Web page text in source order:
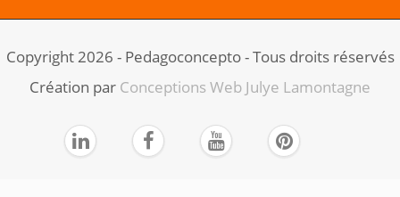
Copyright 2026 - Pedagoconcepto - Tous droits réservés
Création par ​ Conceptions Web Julye Lamontagne
   